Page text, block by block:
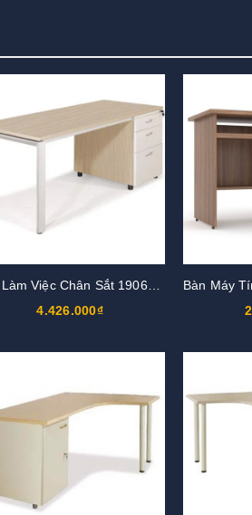
4.426.000₫